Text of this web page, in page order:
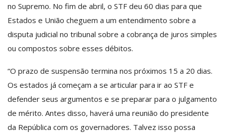
no Supremo. No fim de abril, o STF deu 60 dias para que
Estados e União cheguem a um entendimento sobre a
disputa judicial no tribunal sobre a cobrança de juros simples
ou compostos sobre esses débitos.
“O prazo de suspensão termina nos próximos 15 a 20 dias.
Os estados já começam a se articular para ir ao STF e
defender seus argumentos e se preparar para o julgamento
de mérito. Antes disso, haverá uma reunião do presidente
da República com os governadores. Talvez isso possa